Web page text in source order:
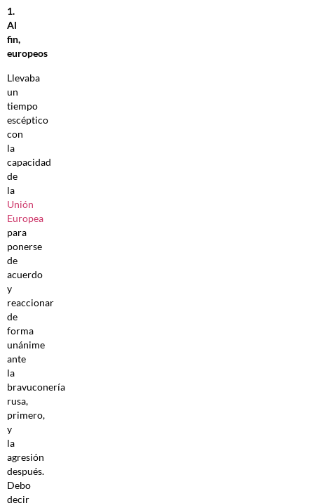
1.
Al
fin,
europeos
Llevaba
un
tiempo
escéptico
con
la
capacidad
de
la
Unión
Europea
para
ponerse
de
acuerdo
y
reaccionar
de
forma
unánime
ante
la
bravuconería
rusa,
primero,
y
la
agresión
después.
Debo
decir